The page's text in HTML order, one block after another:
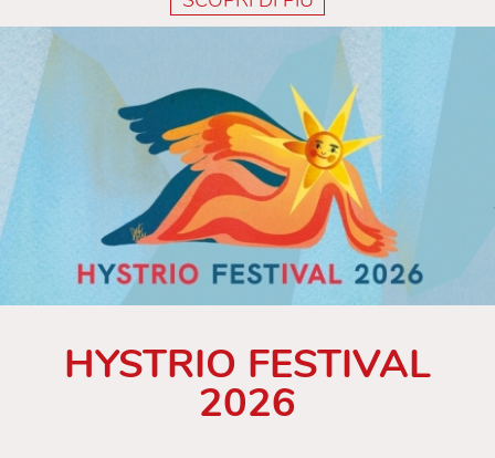
HYSTRIO FESTIVAL
2026